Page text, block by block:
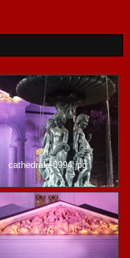
cathedrale-0994.jpg